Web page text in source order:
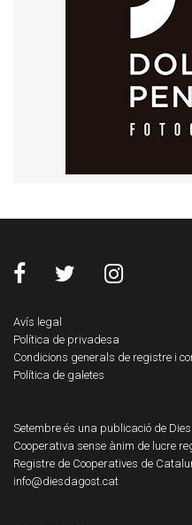
Avís legal
Política de privadesa
Condicions generals de registre i
Política de galetes
Setembre és una publicació de Dies
Cooperativa sense ànim de lucre
Registre de Cooperatives de
info@diesdagost.cat